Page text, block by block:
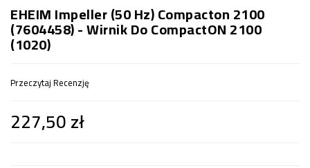
EHEIM Impeller (50 Hz) Compacton 2100
(7604458) - Wirnik Do CompactON 2100
(1020)
Przeczytaj Recenzję
227,50 zł